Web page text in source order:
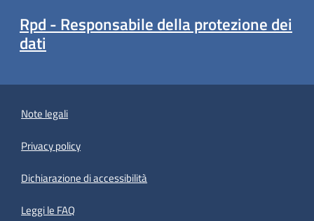
Rpd - Responsabile della protezione dei
dati
Note legali
Privacy policy
Dichiarazione di accessibilità
Leggi le FAQ